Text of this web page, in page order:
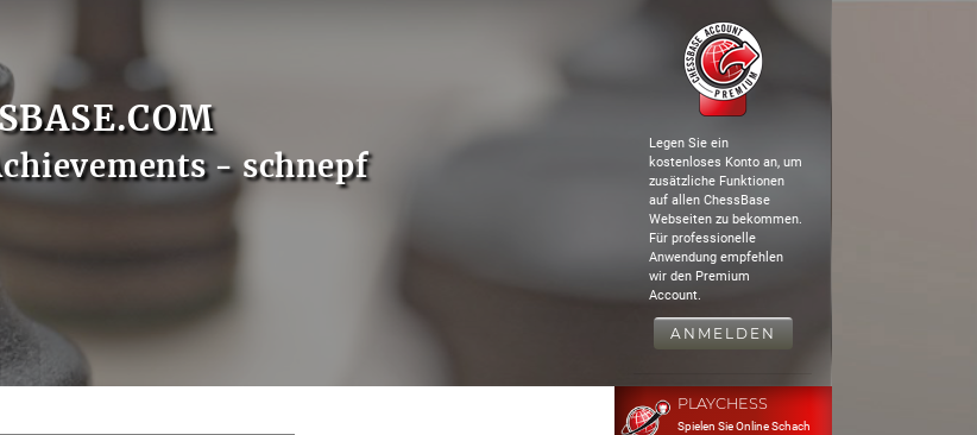
- schnepf
Legen Sie ein
kostenloses Konto an, um
zusätzliche Funktionen
auf allen ChessBase
Webseiten zu bekommen.
Für professionelle
Anwendung empfehlen
wir den Premium
Account.
ANMELDEN
PLAYCHESS
Spielen Sie Online Schach